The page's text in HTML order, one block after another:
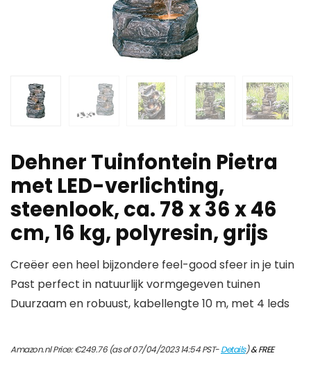
Dehner Tuinfontein Pietra
met LED-verlichting,
steenlook, ca. 78 x 36 x 46
cm, 16 kg, polyresin, grijs
Creëer een heel bijzondere feel-good sfeer in je tuin
Past perfect in natuurlijk vormgegeven tuinen
Duurzaam en robuust, kabellengte 10 m, met 4 leds
Amazon.nl Price:€249.76(as of 07/04/2023 14:54 PST-Details)&FREE